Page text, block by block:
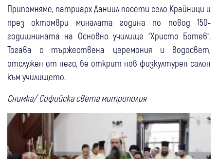
Припомняме, патриарх Даниил посети село Крайници и
през октомври миналата година по повод 150-
годишнината на Основно училище “Христо Ботев“.
Тогава с тържествена церемония и водосвет,
отслужен от него, бе открит нов физкултурен салон
към училището.
Снимка/ Софийска света митрополия